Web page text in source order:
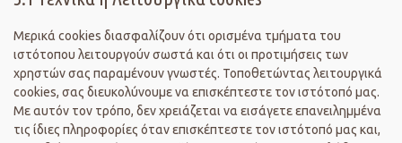
Μερικά cookies διασφαλίζουν ότι ορισμένα τμήματα του
ιστότοπου λειτουργούν σωστά και ότι οι προτιμήσεις των
χρηστών σας παραμένουν γνωστές. Τοποθετώντας λειτουργικά
cookies, σας διευκολύνουμε να επισκέπτεστε τον ιστότοπό μας.
Με αυτόν τον τρόπο, δεν χρειάζεται να εισάγετε επανειλημμένα
τις ίδιες πληροφορίες όταν επισκέπτεστε τον ιστότοπό μας και,